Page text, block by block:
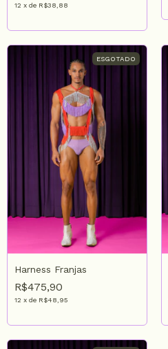
12 x de R$38,88
ESGOTADO
Harness Franjas
R$475,90
12 x de R$48,95